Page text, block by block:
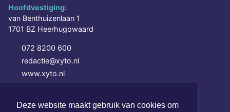
Deze website maakt gebruik van cookies om
Hoofdvestiging:
van Benthuizenlaan 1
1701 BZ Heerhugowaard
072 8200 600
redactie@xyto.nl
www.xyto.nl